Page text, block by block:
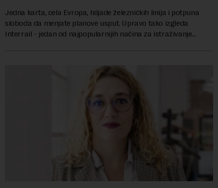
Jedna karta, cela Evropa, hiljade železničkih linija i potpuna
sloboda da menjate planove usput. Upravo tako izgleda
Interrail - jedan od najpopularnijih načina za istraživanje